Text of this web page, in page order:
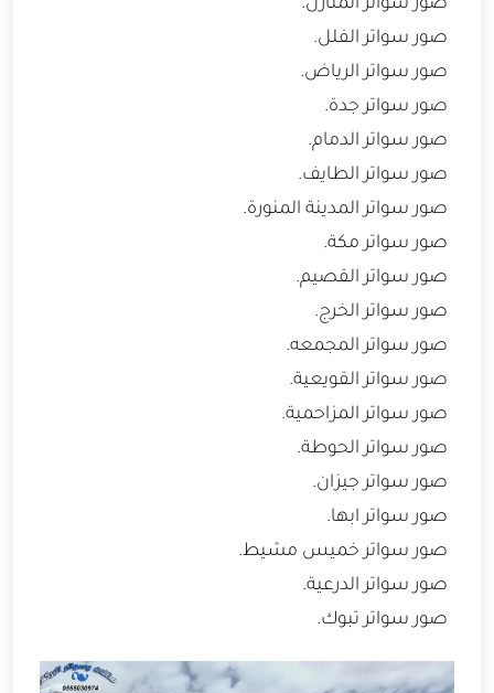
صور سواتر المنازل.
صور سواتر الفلل.
صور سواتر الرياض.
صور سواتر جدة.
صور سواتر الدمام.
صور سواتر الطايف.
صور سواتر المدينة المنورة.
صور سواتر مكة.
صور سواتر القصيم.
صور سواتر الخرج.
صور سواتر المجمعه.
صور سواتر القويعية.
صور سواتر المزاحمية.
صور سواتر الحوطة.
صور سواتر جيزان.
صور سواتر ابها.
صور سواتر خميس مشيط.
صور سواتر الدرعية.
صور سواتر تبوك.